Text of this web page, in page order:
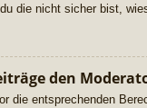
die nicht sicher bist,
den
die entsprechenden